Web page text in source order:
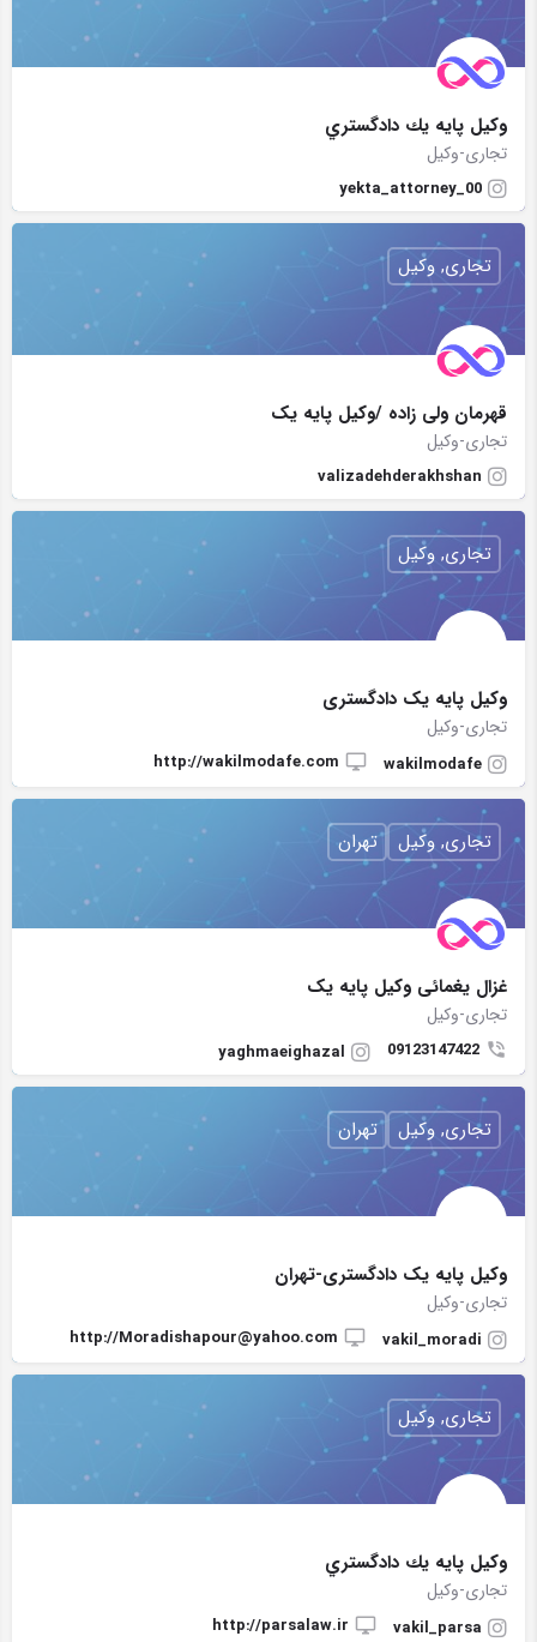
وكيل پايه يك دادگستري
تجاری-وکیل
yekta_attorney_00
قهرمان ولی زاده /وکیل پایه یک
تجاری-وکیل
valizadehderakhshan
تجاری, وکیل
وکیل پایه یک دادگستری
تجاری-وکیل
wakilmodafe
http://wakilmodafe.com
تجاری, وکیل
غزال یغمائی وکیل پایه یک
تجاری-وکیل
09123147422
yaghmaeighazal
تجاری, وکیل تهران
وکیل پایه یک دادگستری-تهران
تجاری-وکیل
vakil_moradi
http://Moradishapour@yahoo.com
تجاری, وکیل تهران
وكيل پايه يك دادگستري
تجاری-وکیل
vakil_parsa
http://parsalaw.ir
تجاری, وکیل